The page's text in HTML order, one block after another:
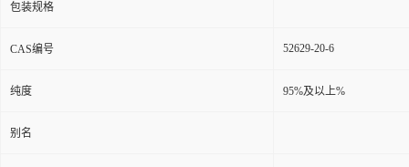
包装规格
CAS编号 52629-20-6
纯度 95%及以上%
别名